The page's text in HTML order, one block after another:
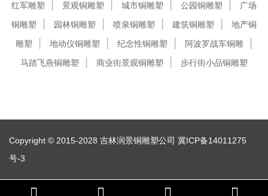
红军雕塑
景观铜雕塑 城市铜雕塑 公园铜雕塑
广场
铜雕塑
园林铜雕塑 喷泉铜雕塑 建筑铜雕塑
地产铜
雕塑
地动仪铜雕塑 纪念性铜雕塑
阿波罗战车铜雕
马踏飞燕铜雕塑
商业街景观铜雕塑 步行街小品铜雕塑
Copyright © 2015-2028 吉林润景铜雕塑公司 冀ICP备14011275
号-3